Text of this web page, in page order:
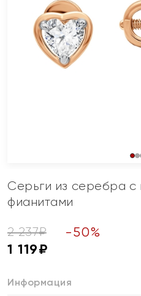
Серьги из серебра с
фианитами
2 237₽ -50%
1 119₽
Информация